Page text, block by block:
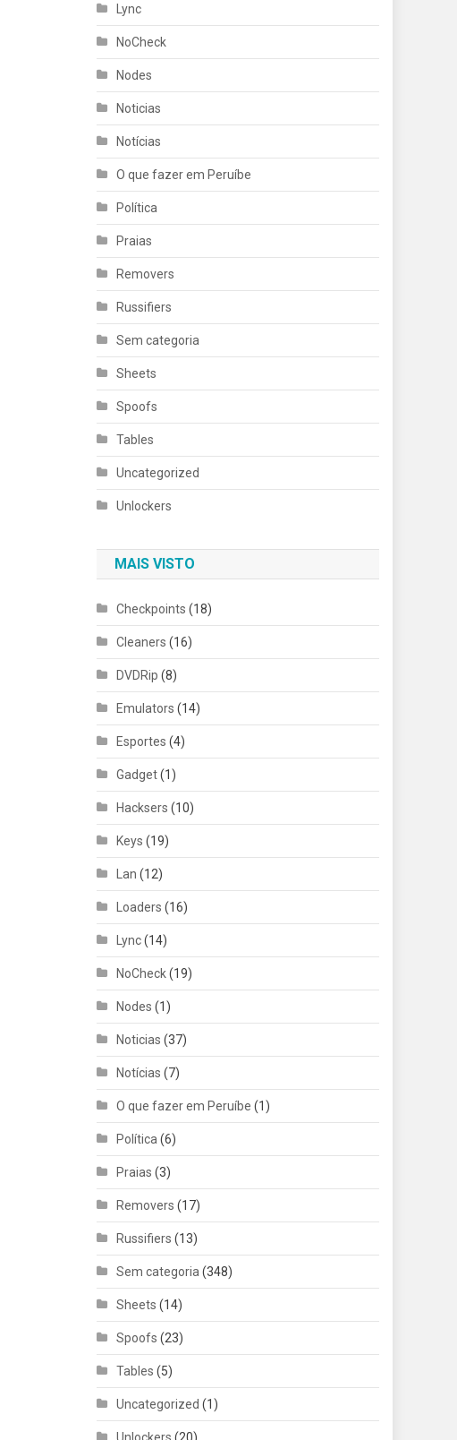
Lync
NoCheck
Nodes
Noticias
Notícias
O que fazer em Peruíbe
Política
Praias
Removers
Russifiers
Sem categoria
Sheets
Spoofs
Tables
Uncategorized
Unlockers
MAIS VISTO
Checkpoints (18)
Cleaners (16)
DVDRip (8)
Emulators (14)
Esportes (4)
Gadget(1)
Hacksers (10)
Keys (19)
Lan (12)
Loaders (16)
Lync(14)
NoCheck(19)
Nodes (1)
Noticias (37)
Notícias (7)
O que fazer em Peruíbe (1)
Política (6)
Praias (3)
Removers (17)
Russifiers (13)
Sem categoria (348)
Sheets (14)
Spoofs (23)
Tables (5)
Uncategorized (1)